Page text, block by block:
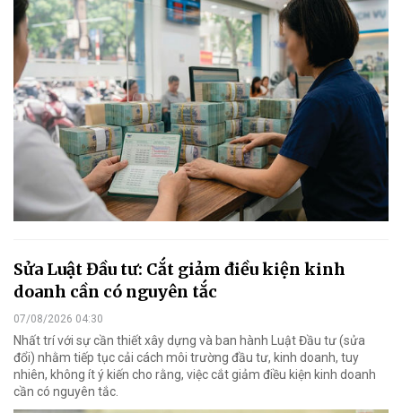
Sửa Luật Đầu tư: Cắt giảm điều kiện kinh
doanh cần có nguyên tắc
07/08/2026 04:30
Nhất trí với sự cần thiết xây dựng và ban hành Luật Đầu tư (sửa
đổi) nhằm tiếp tục cải cách môi trường đầu tư, kinh doanh, tuy
nhiên, không ít ý kiến cho rằng, việc cắt giảm điều kiện kinh doanh
cần có nguyên tắc.